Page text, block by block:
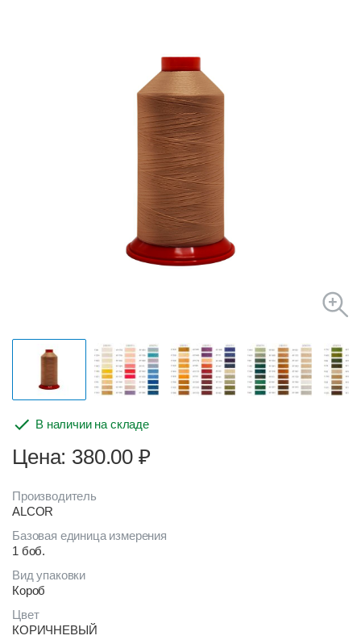
В наличии на складе
Цена: 380.00 ₽
Производитель
ALCOR
Базовая единица измерения
1 боб.
Вид упаковки
Короб
Цвет
КОРИЧНЕВЫЙ